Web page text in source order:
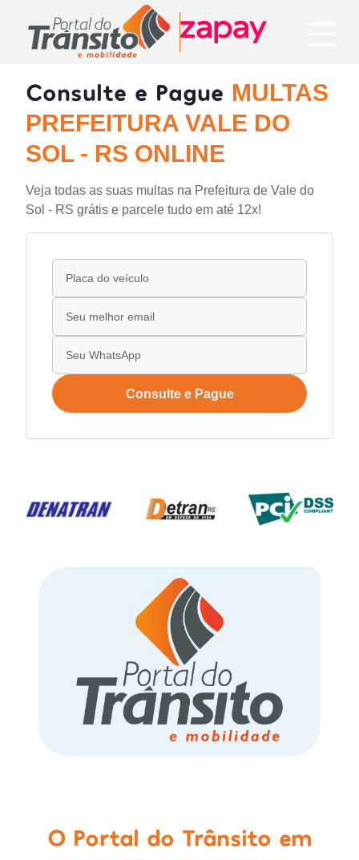
Consulte e Pague MULTAS
PREFEITURA VALE DO
SOL - RS ONLINE
Veja todas as suas multas na Prefeitura de Vale do
Sol - RS grátis e parcele tudo em até 12x!
Consulte e Pague
O Portal do Trânsito em